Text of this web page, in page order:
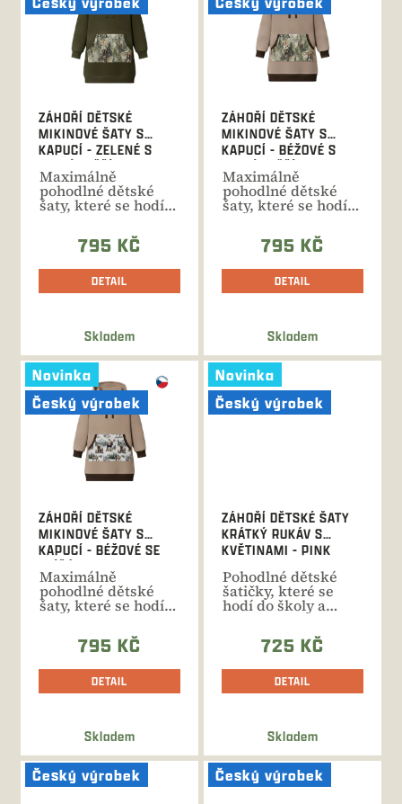
Skladem
ZÁHOŘÍ DĚTSKÉ
MIKINOVÉ ŠATY S
KAPUCÍ - ZELENÉ S
LESNÍ ZVĚŘÍ
Maximálně
pohodlné dětské
šaty, které se hodí
do školy i školky, na
795 KČ
DETAIL
Skladem
ZÁHOŘÍ DĚTSKÉ
MIKINOVÉ ŠATY S
KAPUCÍ - BÉŽOVÉ S
LESNÍ ZVĚŘÍ
Maximálně
pohodlné dětské
šaty, které se hodí
do školy i školky, na
795 KČ
DETAIL
Novinka
Český výrobek
Skladem
ZÁHOŘÍ DĚTSKÉ
MIKINOVÉ ŠATY S
KAPUCÍ - BÉŽOVÉ SE
ZVÍŘÁTKY
Maximálně
pohodlné dětské
šaty, které se hodí
do školy i školky, na
795 KČ
DETAIL
Novinka
Český výrobek
Skladem
ZÁHOŘÍ DĚTSKÉ ŠATY
KRÁTKÝ RUKÁV S
KVĚTINAMI - PINK
Pohodlné dětské
šatičky, které se
hodí do školy a
školky, na výlety i
725 KČ
DETAIL
Český výrobek Český výrobek